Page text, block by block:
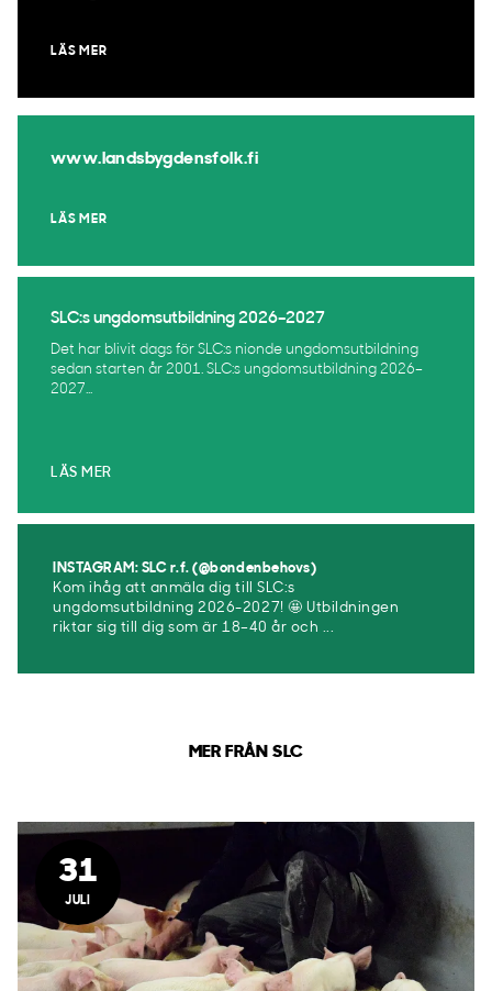
LÄS MER
www.landsbygdensfolk.fi
LÄS MER
SLC:s ungdomsutbildning 2026–2027
Det har blivit dags för SLC:s nionde ungdomsutbildning
sedan starten år 2001. SLC:s ungdomsutbildning 2026–
2027...
LÄS MER
INSTAGRAM: SLC r.f. (@bondenbehovs)
Kom ihåg att anmäla dig till SLC:s
ungdomsutbildning 2026-2027! 🤩 Utbildningen
riktar sig till dig som är 18–40 år och ...
MER FRÅN SLC
31
JULI